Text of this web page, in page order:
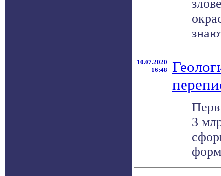
10.07.2020
16:48
3